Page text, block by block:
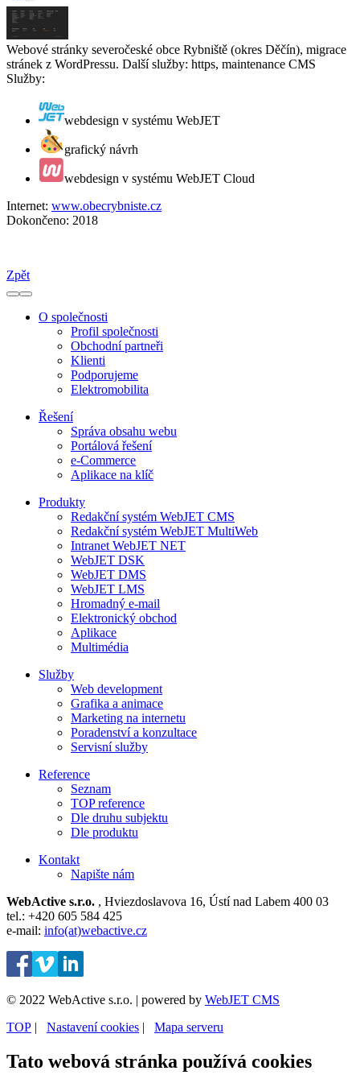
Webové stránky severočeské obce Rybniště (okres Děčín), migrace
stránek z WordPressu. Další služby: https, maintenance CMS
Služby:
webdesign v systému WebJET
grafický návrh
webdesign v systému WebJET Cloud
Internet: www.obecrybniste.cz
Dokončeno: 2018
Zpět
O společnosti
Profil společnosti
Obchodní partneři
Klienti
Podporujeme
Elektromobilita
Řešení
Správa obsahu webu
Portálová řešení
e-Commerce
Aplikace na klíč
Produkty
Redakční systém WebJET CMS
Redakční systém WebJET MultiWeb
Intranet WebJET NET
WebJET DSK
WebJET DMS
WebJET LMS
Hromadný e-mail
Elektronický obchod
Aplikace
Multimédia
Služby
Web development
Grafika a animace
Marketing na internetu
Poradenství a konzultace
Servisní služby
Reference
Seznam
TOP reference
Dle druhu subjektu
Dle produktu
Kontakt
Napište nám
WebActive s.r.o. , Hviezdoslavova 16, Ústí nad Labem 400 03
tel.: +420 605 584 425
e-mail: info(at)webactive.cz
© 2022 WebActive s.r.o. | powered by WebJET CMS
TOP | ⁠ Nastavení cookies | ⁠ Mapa serveru
Tato webová stránka používá cookies